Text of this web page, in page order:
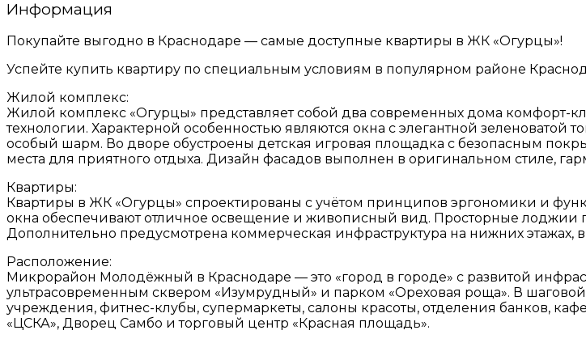
Информация
Покупайте выгодно в Краснодаре — самые доступные квартиры в ЖК «Огурцы»!
Успейте купить квартиру по специальным условиям в популярном районе
Жилой комплекс:
Жилой комплекс «Огурцы» представляет собой два современных дома комфорт-
технологии. Характерной особенностью являются окна с элегантной
особый шарм. Во дворе обустроены детская игровая площадка с безопасным
места для приятного отдыха. Дизайн фасадов выполнен в оригинальном стиле,
Квартиры:
Квартиры в ЖК «Огурцы» спроектированы с учётом принципов эргономики и
окна обеспечивают отличное освещение и живописный вид. Просторные лоджии
Дополнительно предусмотрена коммерческая инфраструктура на нижних
Расположение:
Микрорайон Молодёжный в Краснодаре — это «город в городе» с развитой
ультрасовременным сквером «Изумрудный» и парком «Ореховая роща». В
учреждения, фитнес-клубы, супермаркеты, салоны красоты, отделения банков,
«ЦСКА», Дворец Самбо и торговый центр «Красная площадь».